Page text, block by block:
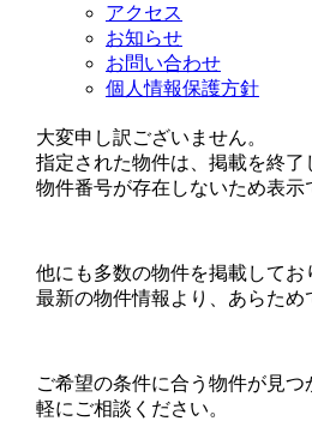
アクセス
お知らせ
お問い合わせ
個人情報保護方針
大変申し訳ございません。
指定された物件は、掲載を終了
物件番号が存在しないため表示
他にも多数の物件を掲載してお
最新の物件情報より、あらため
ご希望の条件に合う物件が見
軽にご相談ください。